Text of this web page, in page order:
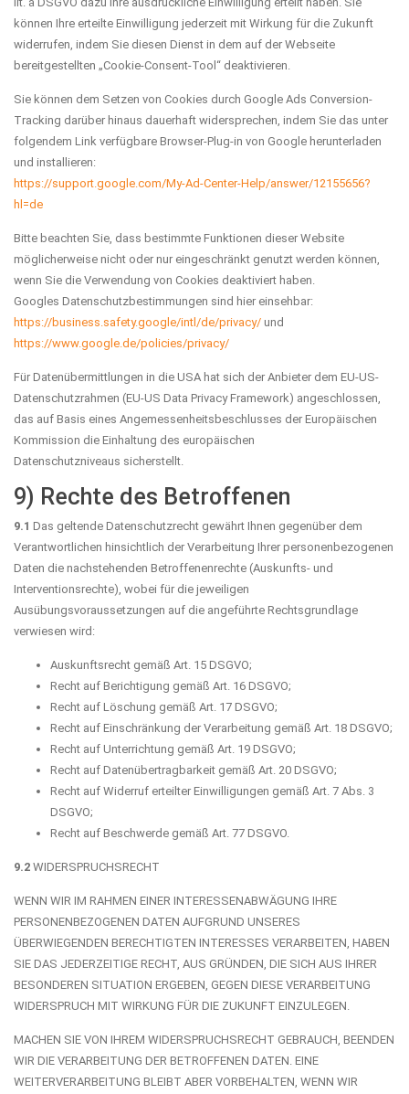
können Ihre erteilte Einwilligung jederzeit mit Wirkung für die Zukunft
widerrufen, indem Sie diesen Dienst in dem auf der Webseite
bereitgestellten „Cookie-Consent-Tool“ deaktivieren.
Sie können dem Setzen von Cookies durch Google Ads Conversion-
Tracking darüber hinaus dauerhaft widersprechen, indem Sie das unter
folgendem Link verfügbare Browser-Plug-in von Google herunterladen
und installieren:
https://support.google.com/My-Ad-Center-Help/answer/12155656?
hl=de
Bitte beachten Sie, dass bestimmte Funktionen dieser Website
möglicherweise nicht oder nur eingeschränkt genutzt werden können,
wenn Sie die Verwendung von Cookies deaktiviert haben.
Googles Datenschutzbestimmungen sind hier einsehbar:
https://business.safety.google/intl /de/privacy/ und
https://www.google.de/policies/privacy/
Für Datenübermittlungen in die USA hat sich der Anbieter dem EU-US-
Datenschutzrahmen (EU-US Data Privacy Framework) angeschlossen,
das auf Basis eines Angemessenheitsbeschlusses der Europäischen
Kommission die Einhaltung des europäischen
Datenschutzniveaus sicherstellt.
9) Rechte des Betroffenen
9.1 Das geltende Datenschutzrecht gewährt Ihnen gegenüber dem
Verantwortlichen hinsichtlich der Verarbeitung Ihrer personenbezogenen
Daten die nachstehenden Betroffenenrechte (Auskunfts- und
Interventionsrechte), wobei für die jeweiligen
Ausübungsvoraussetzungen auf die angeführte Rechtsgrundlage
verwiesen wird:
Auskunftsrecht gemäß Art. 15 DSGVO;
Recht auf Berichtigung gemäß Art. 16 DSGVO;
Recht auf Löschung gemäß Art. 17 DSGVO;
Recht auf Einschränkung der Verarbeitung gemäß Art. 18 DSGVO;
Recht auf Unterrichtung gemäß Art. 19 DSGVO;
Recht auf Datenübertragbarkeit gemäß Art. 20 DSGVO;
Recht auf Widerruf erteilter Einwilligungen gemäß Art. 7 Abs. 3
DSGVO;
Recht auf Beschwerde gemäß Art. 77 DSGVO.
9.2 WIDERSPRUCHSRECHT
WENN WIR IM RAHMEN EINER INTERESSENABWÄGUNG IHRE
PERSONENBEZOGENEN DATEN AUFGRUND UNSERES
ÜBERWIEGENDEN BERECHTIGTEN INTERESSES VERARBEITEN, HABEN
SIE DAS JEDERZEITIGE RECHT, AUS GRÜNDEN, DIE SICH AUS IHRER
BESONDEREN SITUATION ERGEBEN, GEGEN DIESE VERARBEITUNG
WIDERSPRUCH MIT WIRKUNG FÜR DIE ZUKUNFT EINZULEGEN.
MACHEN SIE VON IHREM WIDERSPRUCHSRECHT GEBRAUCH, BEENDEN
WIR DIE VERARBEITUNG DER BETROFFENEN DATEN. EINE
WEITERVERARBEITUNG BLEIBT ABER VORBEHALTEN, WENN WIR